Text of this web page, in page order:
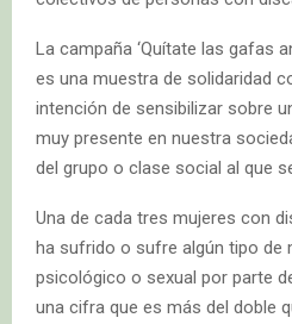
La campaña ‘Quítate las gafas
es una muestra de solidaridad
intención de sensibilizar sobre
muy presente en nuestra
del grupo o clase social al que
Una de cada tres mujeres con
ha sufrido o sufre algún tipo de
psicológico o sexual por parte
una cifra que es más del doble